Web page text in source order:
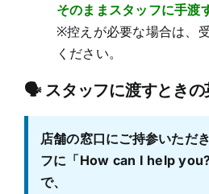
そのままスタッフに手渡
※控えが必要な場合は、
ください。
🗣 スタッフに渡すときの
店舗の窓口にご持参いただ
フに「How can I help
で、